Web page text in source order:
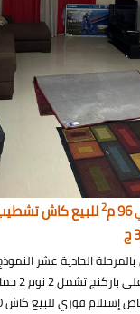
96 م 2للبيع كاش
الحادية عشر
فوري للبيع كاش 3,000,000 جنيه و .